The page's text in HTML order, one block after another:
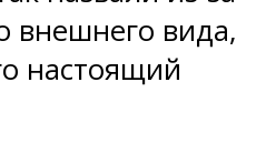
внешнего вида,
настоящий